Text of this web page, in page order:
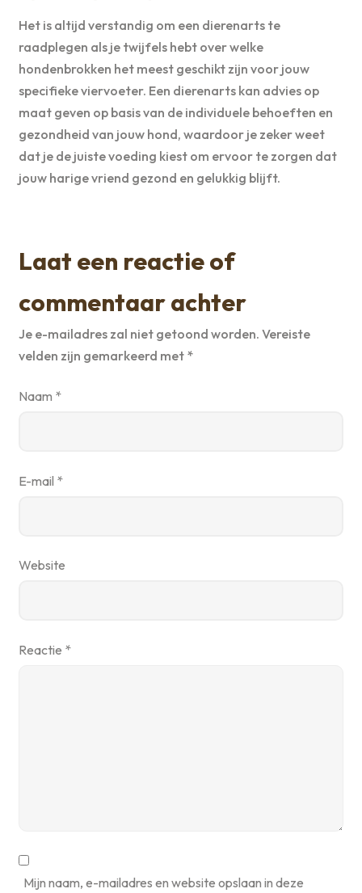
Het is altijd verstandig om een dierenarts te
raadplegen als je twijfels hebt over welke
hondenbrokken het meest geschikt zijn voor jouw
specifieke viervoeter. Een dierenarts kan advies op
maat geven op basis van de individuele behoeften en
gezondheid van jouw hond, waardoor je zeker weet
dat je de juiste voeding kiest om ervoor te zorgen dat
jouw harige vriend gezond en gelukkig blijft.
Laat een reactie of
commentaar achter
Je e-mailadres zal niet getoond worden. Vereiste
velden zijn gemarkeerd met *
Naam *
E-mail *
Website
Reactie *
Mijn naam, e-mailadres en website opslaan in deze